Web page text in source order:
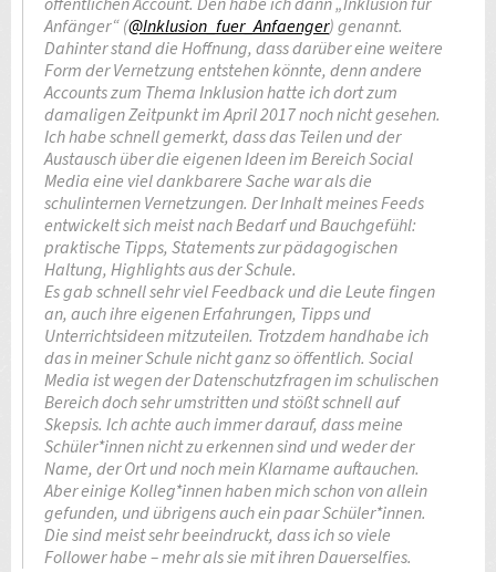
Anfänger“ (@Inklusion_fuer_Anfaenger) genannt.
Dahinter stand die Hoffnung, dass darüber eine weitere
Form der Vernetzung entstehen könnte, denn andere
Accounts zum Thema Inklusion hatte ich dort zum
damaligen Zeitpunkt im April 2017 noch nicht gesehen.
Ich habe schnell gemerkt, dass das Teilen und der
Austausch über die eigenen Ideen im Bereich Social
Media eine viel dankbarere Sache war als die
schulinternen Vernetzungen. Der Inhalt meines Feeds
entwickelt sich meist nach Bedarf und Bauchgefühl:
praktische Tipps, Statements zur pädagogischen
Haltung, Highlights aus der Schule.
Es gab schnell sehr viel Feedback und die Leute fingen
an, auch ihre eigenen Erfahrungen, Tipps und
Unterrichtsideen mitzuteilen. Trotzdem handhabe ich
das in meiner Schule nicht ganz so öffentlich. Social
Media ist wegen der Datenschutzfragen im schulischen
Bereich doch sehr umstritten und stößt schnell auf
Skepsis. Ich achte auch immer darauf, dass meine
Schüler*innen nicht zu erkennen sind und weder der
Name, der Ort und noch mein Klarname auftauchen.
Aber einige Kolleg*innen haben mich schon von allein
gefunden, und übrigens auch ein paar Schüler*innen.
Die sind meist sehr beeindruckt, dass ich so viele
Follower habe – mehr als sie mit ihren Dauerselfies.